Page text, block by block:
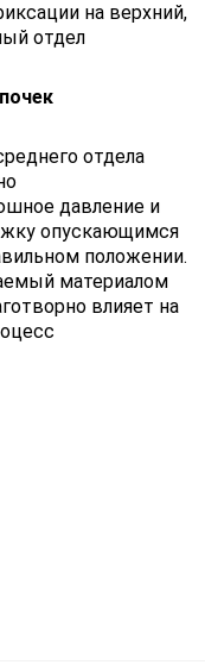
на верхний,
отдел
отдела
давление и
опускающимся
положении.
материалом
влияет на